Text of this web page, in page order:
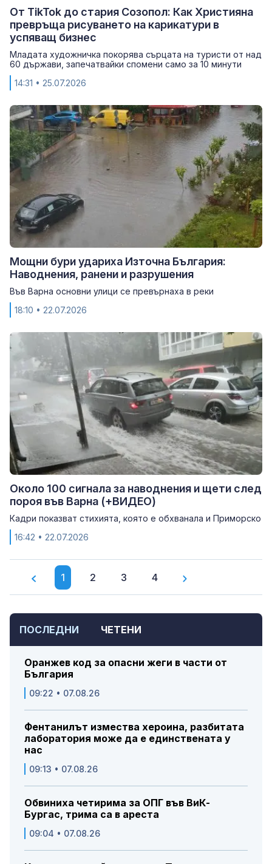
От TikTok до стария Созопол: Как Християна
превръща рисуването на карикатури в
успяващ бизнес
Младата художничка покорява сърцата на туристи от над
60 държави, запечатвайки спомени само за 10 минути
14:31 • 25.07.2026
Мощни бури удариха Източна България:
Наводнения, ранени и разрушения
Във Варна основни улици се превърнаха в реки
18:10 • 22.07.2026
Около 100 сигнала за наводнения и щети след
пороя във Варна (+ВИДЕО)
Кадри показват стихията, която е обхванала и Приморско
16:42 • 22.07.2026
1 2 3 4
ПОСЛЕДНИ ЧЕТЕНИ
Оранжев код за опасни жеги в части от
България
09:22 • 07.08.26
Фентанилът измества хероина, разбитата
лаборатория може да е единствената у
нас
09:13 • 07.08.26
Обвиниха четирима за ОПГ във ВиК-
Бургас, трима са в ареста
09:04 • 07.08.26